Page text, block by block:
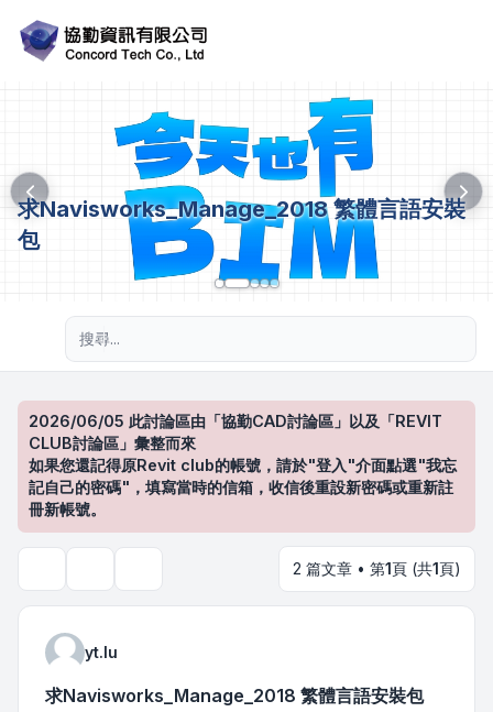
求Navisworks_Manage_2018 繁體言語安裝
包
2026/06/05 此討論區由「協勤CAD討論區」以及「REVIT
CLUB討論區」彙整而來
如果您還記得原Revit club的帳號，請於"登入"介面點選"我忘
記自己的密碼"，填寫當時的信箱，收信後重設新密碼或重新註
冊新帳號。
2 篇文章 • 第1頁 (共1頁)
yt.lu
求Navisworks_Manage_2018 繁體言語安裝包